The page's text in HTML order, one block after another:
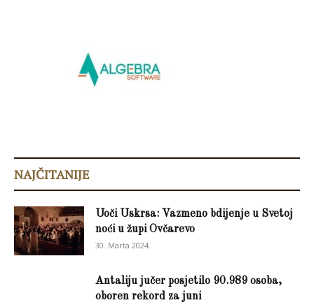
NAJČITANIJE
Uoči Uskrsa: Vazmeno bdijenje u Svetoj
noći u župi Ovčarevo
30. Marta 2024.
Antaliju jučer posjetilo 90.989 osoba,
oboren rekord za juni